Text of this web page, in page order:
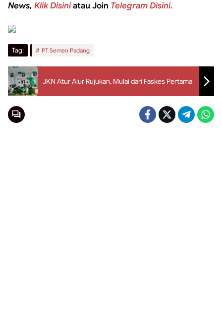
News, Klik Disiniatau Join Telegram Disini.
Tag: PT Semen Padang
JKN Atur Alur Rujukan, Mulai dari Faskes Pertama